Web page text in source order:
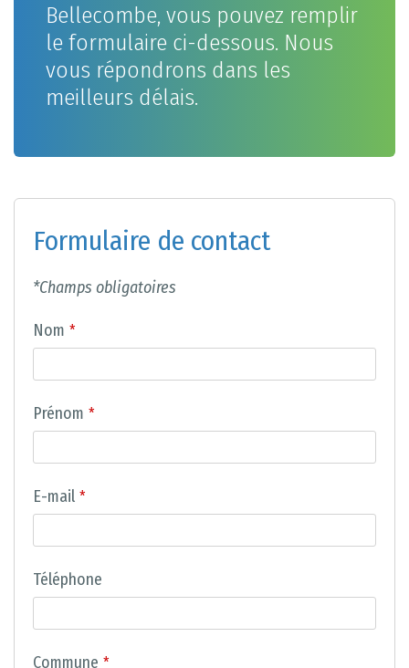
Bellecombe, vous pouvez remplir
le formulaire ci-dessous. Nous
vous répondrons dans les
meilleurs délais.
Formulaire de contact
*Champs obligatoires
Nom *
Prénom *
E-mail *
Téléphone
Commune *